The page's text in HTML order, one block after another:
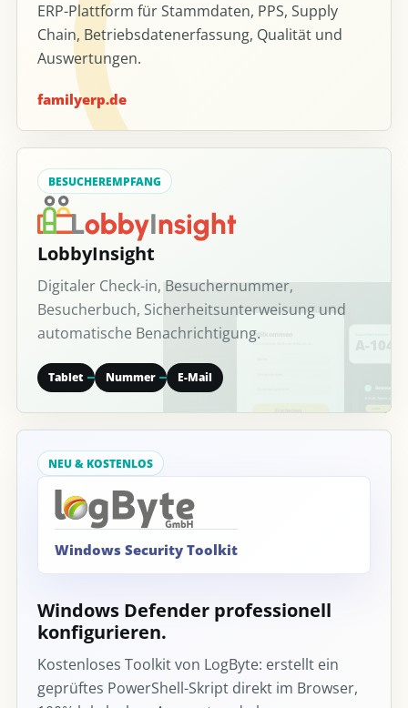
ERP-Plattform für Stammdaten, PPS, Supply
Chain, Betriebsdatenerfassung, Qualität und
Auswertungen.
familyerp.de
BESUCHEREMPFANG
LobbyInsight
Digitaler Check-in, Besuchernummer,
Besucherbuch, Sicherheitsunterweisung und
automatische Benachrichtigung.
Tablet Nummer E-Mail
NEU & KOSTENLOS
Windows Security Toolkit
Windows Defender professionell
konfigurieren.
Kostenloses Toolkit von LogByte: erstellt ein
geprüftes PowerShell-Skript direkt im Browser,